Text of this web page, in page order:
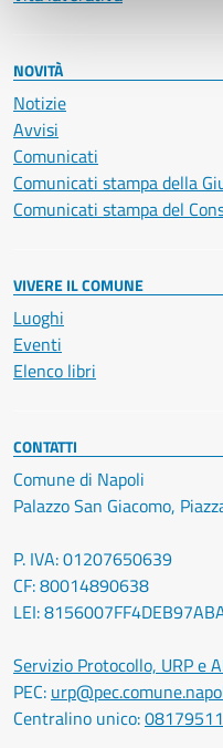
NOVITÀ
Notizie
Avvisi
Comunicati
Comunicati stampa della
Comunicati stampa del
VIVERE IL COMUNE
Luoghi
Eventi
Elenco libri
CONTATTI
Comune di Napoli
Palazzo San Giacomo,
P. IVA: 01207650639
CF: 80014890638
LEI:
Servizio Protocollo, URP e
PEC:
Centralino unico: